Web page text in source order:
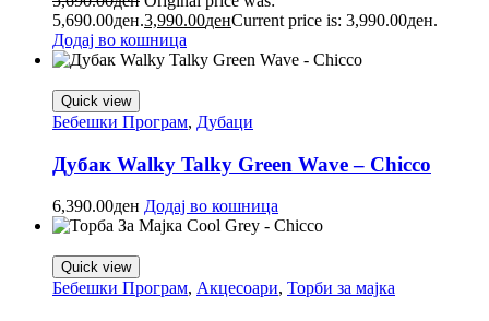
5,690.00ден.3,990.00денCurrent price is: 3,990.00ден.
Додај во кошница
Quick view
Бебешки Програм, Дубаци
Дубак Walky Talky Green Wave – Chicco
6,390.00ден Додај во кошница
Quick view
Бебешки Програм, Акцесоари, Торби за мајка